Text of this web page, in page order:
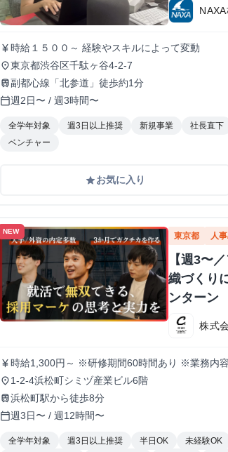
currency_yen時給１５００～ 経験やスキルによって変動
place東京都渋谷区千駄ヶ谷4-2-7
train副都心線「北参道」徒歩約1分
calendar_today週2日〜 / 週3時間〜
全学年対象 週3日以上推奨 新規事業 社長直下
ベンチャー
gradeお気に入り
NEW 東京都 人
【週3〜
織づくり
ンターン
株式
currency_yen時給1,300円～ ※研修期間60時間あり ※業務内
place 1-2-4浜松町シミヅ産業ビル6階
train浜松町駅から徒歩8分
calendar_today週3日〜 / 週12時間〜
全学年対象 週3日以上推奨 半日OK 未経験OK